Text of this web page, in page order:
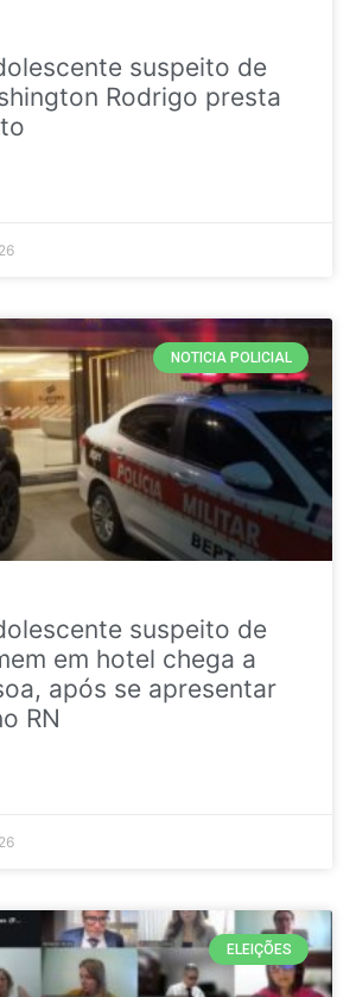
suspeito de
Rodrigo presta
NOTICIA POLICIAL
suspeito de
em hotel chega a
após se apresentar
RN
ELEIÇÕES